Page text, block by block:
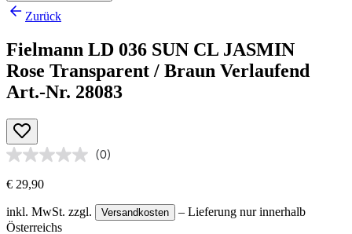
Zurück
Fielmann LD 036 SUN CL JASMIN
Rose Transparent / Braun Verlaufend
Art.-Nr. 28083
(0)
€ 29,90
inkl. MwSt. zzgl. Versandkosten
– Lieferung nur innerhalb
Österreichs